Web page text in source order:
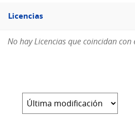
Filtro
Licencias
Licencias
No hay Licencias que coincidan con